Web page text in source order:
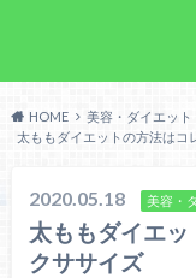
HOME
美容・ダイエット
太ももダイエットの方法はコ
2020.05.18 美容・
太ももダイエ
クササイズ